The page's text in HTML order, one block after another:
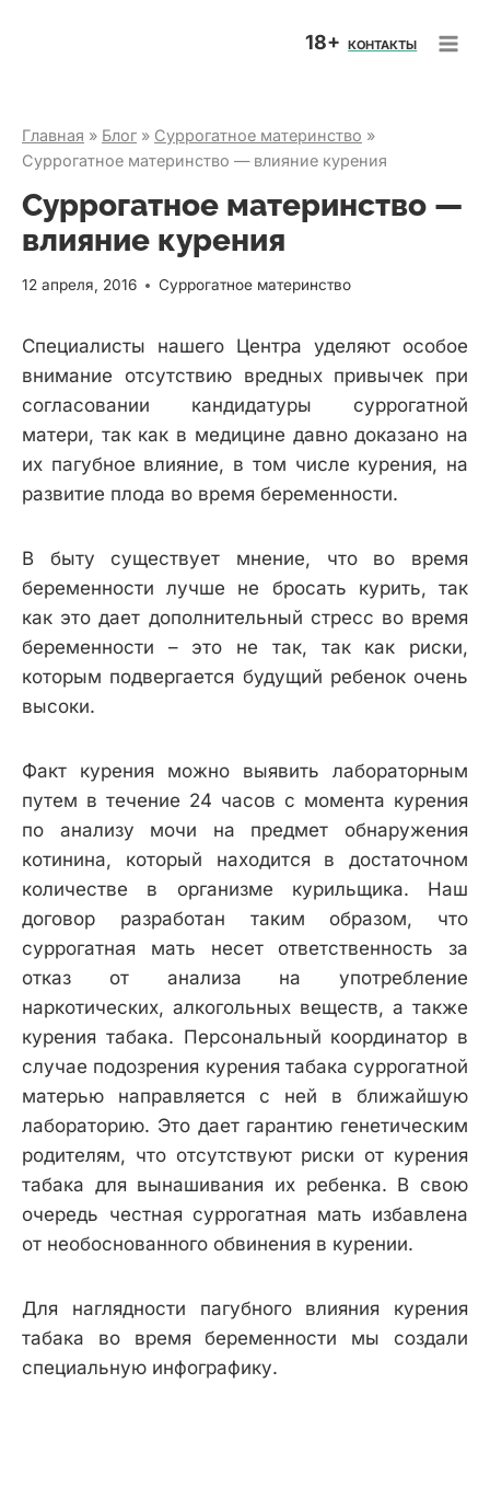
18+ КОНТАКТЫ
Главная » Блог » Суррогатное материнство »
Суррогатное материнство — влияние курения
Суррогатное материнство —
влияние курения
12 апреля, 2016 Суррогатное материнство
Специалисты нашего Центра уделяют особое
внимание отсутствию вредных привычек при
согласовании кандидатуры суррогатной
матери, так как в медицине давно доказано на
их пагубное влияние, в том числе курения, на
развитие плода во время беременности.
В быту существует мнение, что во время
беременности лучше не бросать курить, так
как это дает дополнительный стресс во время
беременности – это не так, так как риски,
которым подвергается будущий ребенок очень
высоки.
Факт курения можно выявить лабораторным
путем в течение 24 часов с момента курения
по анализу мочи на предмет обнаружения
котинина, который находится в достаточном
количестве в организме курильщика. Наш
договор разработан таким образом, что
суррогатная мать несет ответственность за
отказ от анализа на употребление
наркотических, алкогольных веществ, а также
курения табака. Персональный координатор в
случае подозрения курения табака суррогатной
матерью направляется с ней в ближайшую
лабораторию. Это дает гарантию генетическим
родителям, что отсутствуют риски от курения
табака для вынашивания их ребенка. В свою
очередь честная суррогатная мать избавлена
от необоснованного обвинения в курении.
Для наглядности пагубного влияния курения
табака во время беременности мы создали
специальную инфографику.